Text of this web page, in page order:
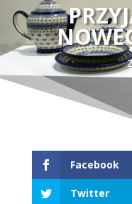
Facebook
Twitter